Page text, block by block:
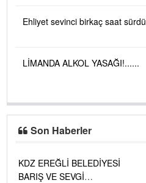
Ehliyet sevinci birkaç saat sürdü
LİMANDA ALKOL YASAĞI!......
Son Haberler
KDZ EREĞLİ BELEDİYESİ
BARIŞ VE SEVGİ